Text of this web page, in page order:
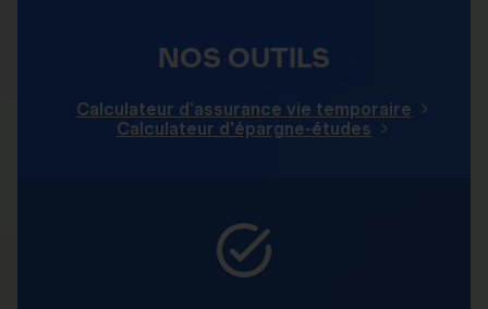
NOS OUTILS
Calculateur d'assurance vie temporaire
Calculateur d'épargne-études